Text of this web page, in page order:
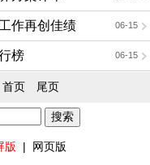
06-15
作再创佳绩
06-15
榜
首页 尾页
版 | 网页版